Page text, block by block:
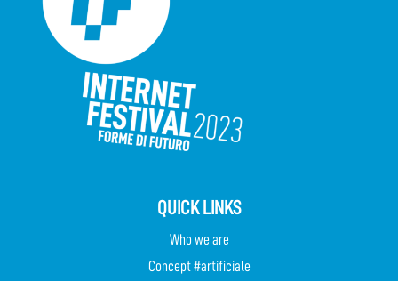
QUICK LINKS
Who we are
Concept #artificiale